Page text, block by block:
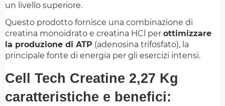
un livello superiore.
Questo prodotto fornisce una combinazione di
creatina monoidrato e creatina HCl per ottimizzare
la produzione di ATP (adenosina trifosfato), la
principale fonte di energia per gli esercizi intensi.
Cell Tech Creatine 2,27 Kg
caratteristiche e benefici: